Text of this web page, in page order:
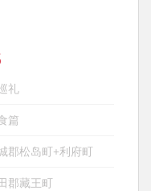
礼
篇
郡松岛町+利府町
郡藏王町